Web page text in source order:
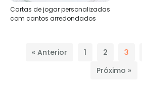
Cartas de jogar personalizadas
com cantos arredondados
« Anterior 1 2 3
Próximo »